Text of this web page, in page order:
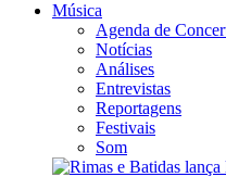
Música
Agenda de
Notícias
Análises
Entrevistas
Reportagens
Festivais
Som